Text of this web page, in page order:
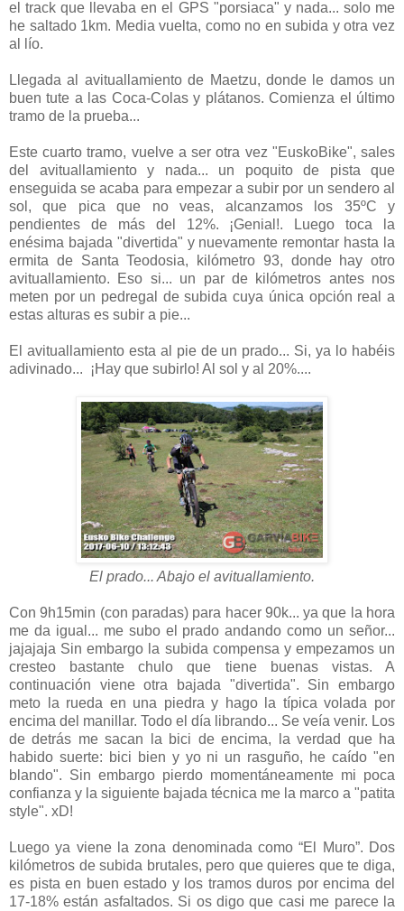
el track que llevaba en el GPS "porsiaca" y nada... solo me
he saltado 1km. Media vuelta, como no en subida y otra vez
al lío.
Llegada al avituallamiento de Maetzu, donde le damos un
buen tute a las Coca-Colas y plátanos. Comienza el último
tramo de la prueba...
Este cuarto tramo, vuelve a ser otra vez "EuskoBike", sales
del avituallamiento y nada... un poquito de pista que
enseguida se acaba para empezar a subir por un sendero al
sol, que pica que no veas, alcanzamos los 35ºC y
pendientes de más del 12%. ¡Genial!. Luego toca la
enésima bajada "divertida" y nuevamente remontar hasta la
ermita de Santa Teodosia, kilómetro 93, donde hay otro
avituallamiento. Eso si... un par de kilómetros antes nos
meten por un pedregal de subida cuya única opción real a
estas alturas es subir a pie...
El avituallamiento esta al pie de un prado... Si, ya lo habéis
adivinado... ¡Hay que subirlo! Al sol y al 20%....
El prado... Abajo el avituallamiento.
Con 9h15min (con paradas) para hacer 90k... ya que la hora
me da igual... me subo el prado andando como un señor...
jajajaja Sin embargo la subida compensa y empezamos un
cresteo bastante chulo que tiene buenas vistas. A
continuación viene otra bajada "divertida". Sin embargo
meto la rueda en una piedra y hago la típica volada por
encima del manillar. Todo el día librando... Se veía venir. Los
de detrás me sacan la bici de encima, la verdad que ha
habido suerte: bici bien y yo ni un rasguño, he caído "en
blando". Sin embargo pierdo momentáneamente mi poca
confianza y la siguiente bajada técnica me la marco a "patita
style". xD!
Luego ya viene la zona denominada como “El Muro”. Dos
kilómetros de subida brutales, pero que quieres que te diga,
es pista en buen estado y los tramos duros por encima del
17-18% están asfaltados. Si os digo que casi me parece la